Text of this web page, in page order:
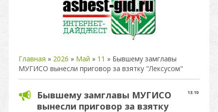
Главная » 2026 » Май » 11 » Бывшему замглавы
МУГИСО вынесли приговор за взятку "Лексусом"
13:10
Бывшему замглавы МУГИСО
вынесли приговор за взятку